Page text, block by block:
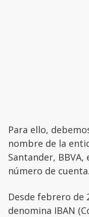
Para ello,
nombre de la
Santander,
número de cuenta.
Desde febrero de
denomina IBAN